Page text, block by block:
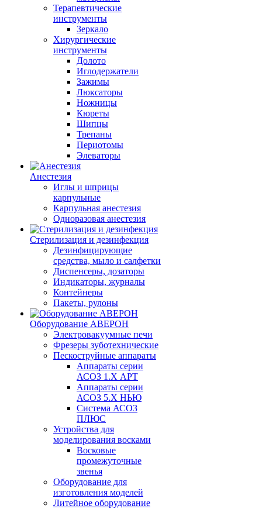
Терапевтические
инструменты
Зеркало
Хирургические
инструменты
Долото
Иглодержатели
Зажимы
Люксаторы
Ножницы
Кюреты
Шипцы
Трепаны
Периотомы
Элеваторы
Анестезия
Иглы и шприцы
карпульные
Карпульная анестезия
Одноразовая анестезия
Стерилизация и дезинфекция
Дезинфицирующие
средства, мыло и салфетки
Диспенсеры, дозаторы
Индикаторы, журналы
Контейнеры
Пакеты, рулоны
Оборудование АВЕРОН
Электровакуумные печи
Фрезеры зуботехнические
Пескоструйные аппараты
Аппараты серии
АСОЗ 1.Х АРТ
Аппараты серии
АСОЗ 5.Х НЬЮ
Система АСОЗ
ПЛЮС
Устройства для
моделирования восками
Восковые
промежуточные
звенья
Оборудование для
изготовления моделей
Литейное оборудование